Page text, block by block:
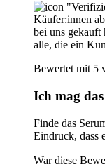
Käufer:innen
bei uns gekauft
alle, die ein
Bewertet mit 5
Ich mag
Finde das
Eindruck, dass
War diese